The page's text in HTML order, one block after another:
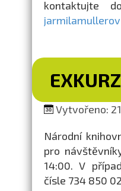
kontaktujte
Vytvořeno:
Národní
pro
14:00. V
čísle 734 850